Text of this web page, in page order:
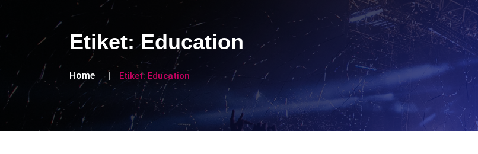
Etiket:Education
Home Etiket: Education